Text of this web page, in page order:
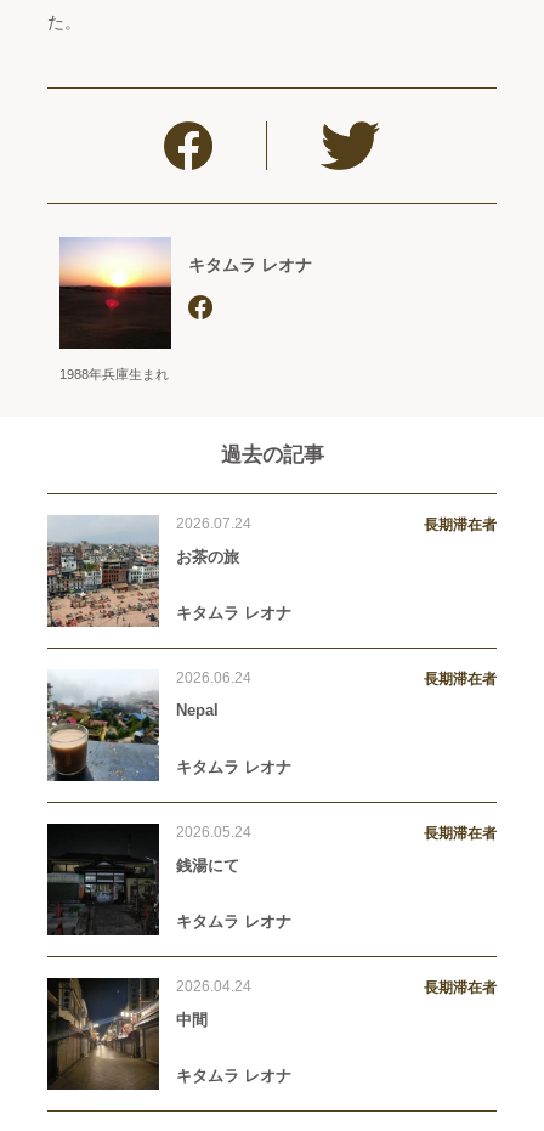
た。
キタムラ レオナ
1988年兵庫生まれ
過去の記事
2026.07.24 長期滞在者
お茶の旅
キタムラ レオナ
2026.06.24 長期滞在者
Nepal
キタムラ レオナ
2026.05.24 長期滞在者
銭湯にて
キタムラ レオナ
2026.04.24 長期滞在者
中間
キタムラ レオナ